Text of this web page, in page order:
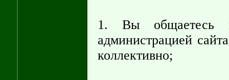
1. Вы общаетесь
администрацией
коллективно;